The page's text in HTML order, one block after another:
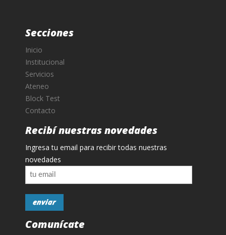
Secciones
Inicio
Institucional
Servicios
Ateneo
Block Test
Contacto
Recibí nuestras novedades
Ingresa tu email para recibir todas nuestras
novedades
Comunícate